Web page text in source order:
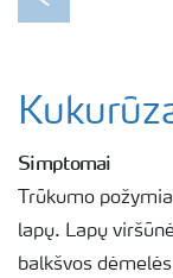
Previous
Simptomai
Trūkumo
lapų. Lapų
balkšvos